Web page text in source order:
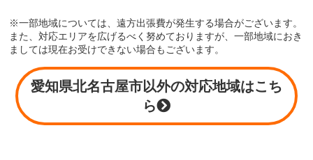
※一部地域については、遠方出張費が発生する場合がございます。
また、対応エリアを広げるべく努めておりますが、一部地域におき
ましては現在お受けできない場合もございます。
愛知県北名古屋市以外の対応地域はこち
ら